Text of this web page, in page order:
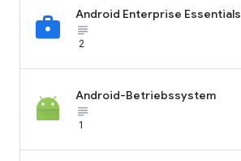
Android Enterprise Essentials
subject_black
2
Android-Betriebssystem
subject_black
1